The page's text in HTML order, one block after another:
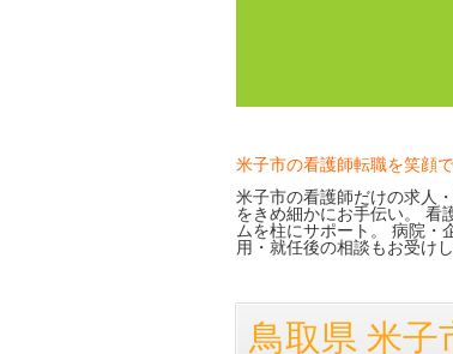
米子市の看護師転職を笑顔
米子市の看護師だけの求人
をきめ細かにお手伝い。 看
ムを柱にサポート。 病院・
用・就任後の相談もお受けし
鳥取県 米子